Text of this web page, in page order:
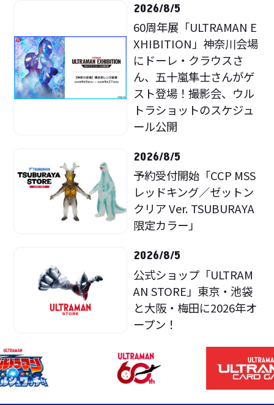
2026/8/5
60周年展「ULTRAMAN E
XHIBITION」神奈川会場
にドーレ・クラウスさ
ん、五十嵐隼士さんがゲ
スト登場！撮影会、ウル
トラショットのスケジュ
ール公開
2026/8/5
予約受付開始「CCP MSS
レッドキング／ゼットン
クリア Ver. TSUBURAYA
限定カラー」
2026/8/5
公式ショップ「ULTRAM
AN STORE」東京・池袋
と大阪・梅田に2026年オ
ープン！